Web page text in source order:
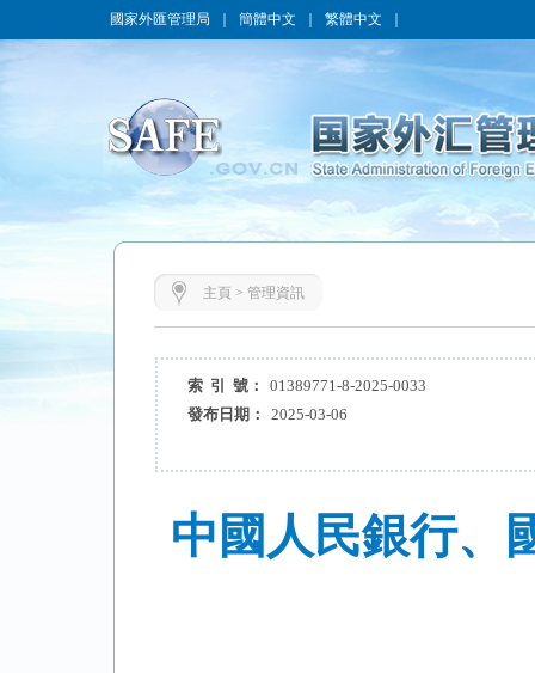
國家外匯管理局 簡體中文 繁體中文
主頁 > 管理資訊
索 引 號：
01389771-8-2025-0033
發布日期：
2025-03-06
中國人民銀行、